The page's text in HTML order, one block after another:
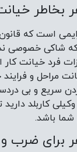
بخاطر
است که
شاکی خصوصی
فرد خیانت
مراحل و
سریع و بی
کاربلد
باشد.
برای ضرب